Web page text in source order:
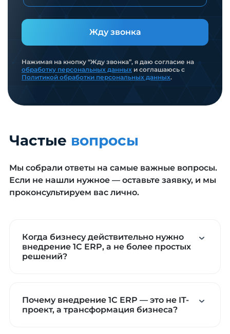
Жду звонка
Нажимая на кнопку “Жду звонка”, я даю согласие на
обработку персональных данных и соглашаюсь с
Политикой обработки персональных данных.
Частые вопросы
Мы собрали ответы на самые важные вопросы.
Если не нашли нужное — оставьте заявку, и мы
проконсультируем вас лично.
Когда бизнесу действительно нужно
внедрение 1С ERP, а не более простых
решений?
Почему внедрение 1С ERP — это не IT-
проект, а трансформация бизнеса?